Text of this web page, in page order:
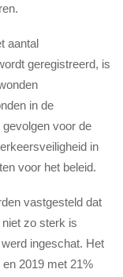
aantal
geregistreerd, is
in de
voor de
in
voor het beleid.
vastgesteld dat
zo sterk is
ingeschat. Het
2019 met 21%